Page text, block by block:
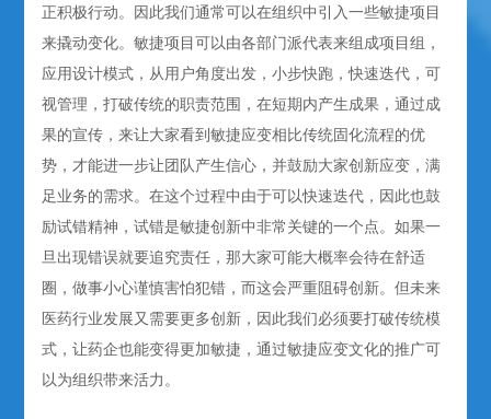
正积极行动。因此我们通常可以在组织中引入一些敏捷项目
来撬动变化。敏捷项目可以由各部门派代表来组成项目组，
应用设计模式，从用户角度出发，小步快跑，快速迭代，可
视管理，打破传统的职责范围，在短期内产生成果，通过成
果的宣传，来让大家看到敏捷应变相比传统固化流程的优
势，才能进一步让团队产生信心，并鼓励大家创新应变，满
足业务的需求。在这个过程中由于可以快速迭代，因此也鼓
励试错精神，试错是敏捷创新中非常关键的一个点。如果一
旦出现错误就要追究责任，那大家可能大概率会待在舒适
圈，做事小心谨慎害怕犯错，而这会严重阻碍创新。但未来
医药行业发展又需要更多创新，因此我们必须要打破传统模
式，让药企也能变得更加敏捷，通过敏捷应变文化的推广可
以为组织带来活力。